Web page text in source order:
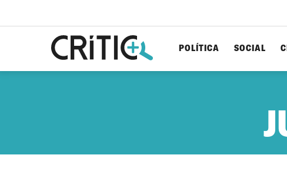
POLÍTICA SOCIAL